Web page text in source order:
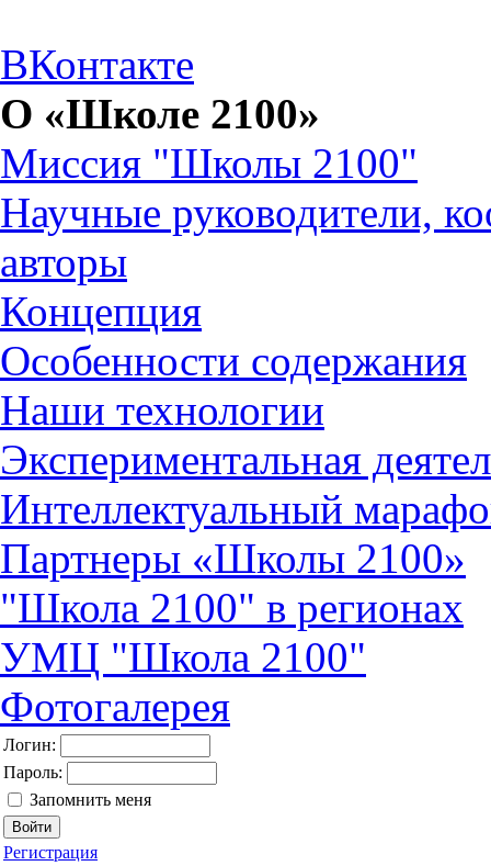
ВКонтакте
О «Школе 2100»
Миссия "Школы 2100"
Научные руководители,
авторы
Концепция
Особенности содержания
Наши технологии
Экспериментальная
Интеллектуальный
Партнеры «Школы 2100»
"Школа 2100" в регионах
УМЦ "Школа 2100"
Фотогалерея
Логин:
Пароль:
Запомнить меня
Регистрация